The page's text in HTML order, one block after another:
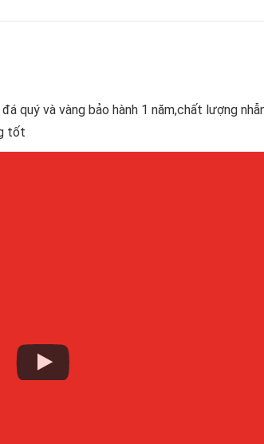
quý và vàng bảo hành 1 năm,chất lượng
tốt